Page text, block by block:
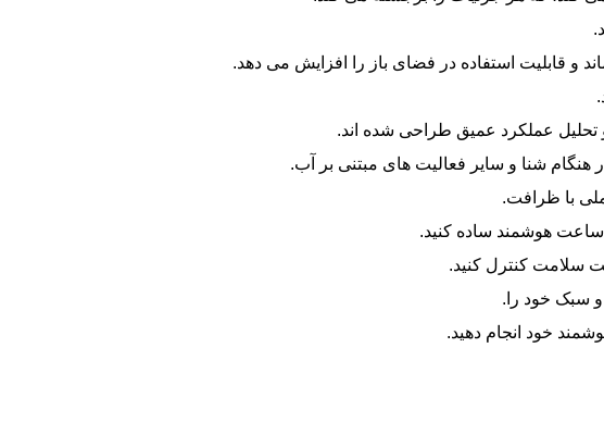
شنا و سایر فعالیت های مبتنی بر آب.
با ظرافت.
ساعت هوشمند ساده کنید.
سلامت کنترل کنید.
سبک خود را.
خود انجام دهید.